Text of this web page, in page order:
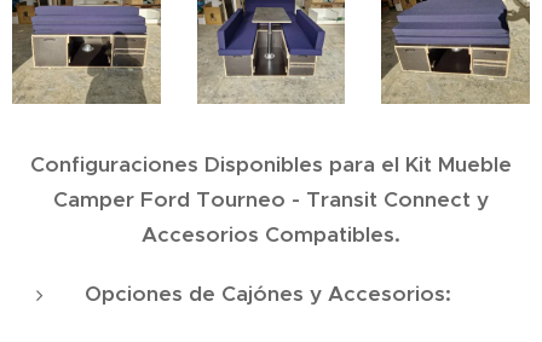
Configuraciones Disponibles para el Kit Mueble
Camper Ford Tourneo - Transit Connect y
Accesorios Compatibles.
Opciones de Cajónes y Accesorios: